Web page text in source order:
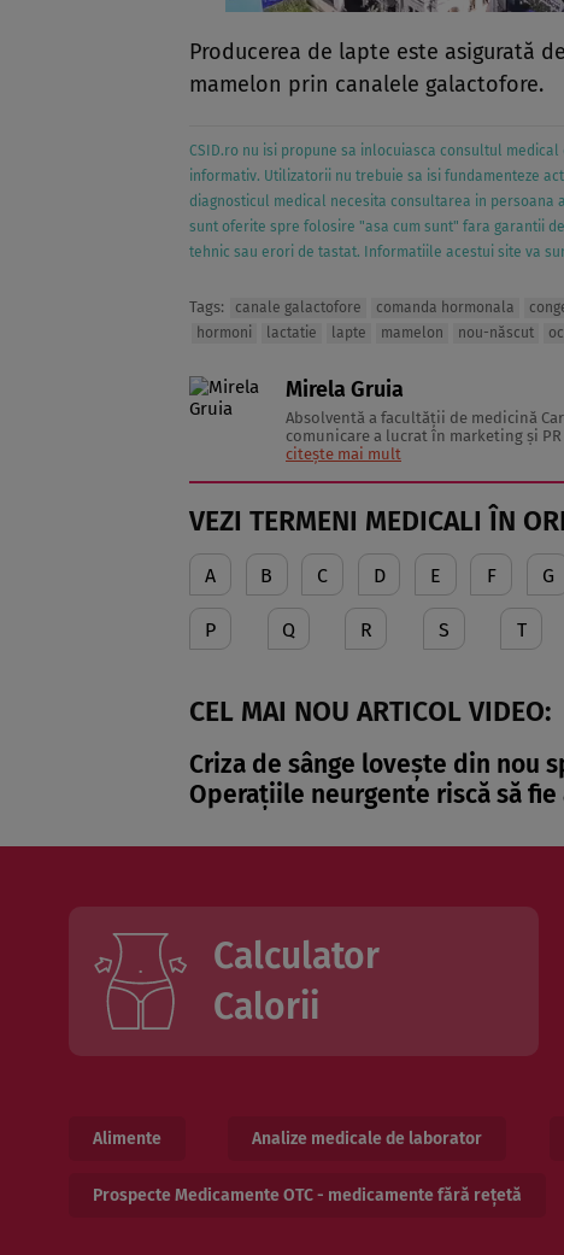
Producerea de lapte este asi­gurată
mamelon prin canalele galactofore.
CSID.ro nu isi propune sa inlocuiasca consultul
informativ. Utilizatorii nu trebuie sa isi fundamenteze
diagnosticul medical necesita consultarea in
sunt oferite spre folosire "asa cum sunt" fara garantii
tehnic sau erori de tastat. Informatiile acestui site va
Tags: canale galactofore comanda hormonala
hormoni
lactatie lapte mamelon nou-născut
Mirela Gruia
Absolventă a facultăţii de medicină
comunicare a lucrat în marketing şi
citește mai mult
VEZI TERMENI MEDICALI ÎN
A B C D E F G
P Q R S T
CEL MAI NOU ARTICOL VIDEO:
Criza de sânge lovește din nou
Operațiile neurgente riscă să fie
Calculator
Calorii
Alimente Analize medicale de laborator
Prospecte Medicamente OTC - medicamente fără rețetă